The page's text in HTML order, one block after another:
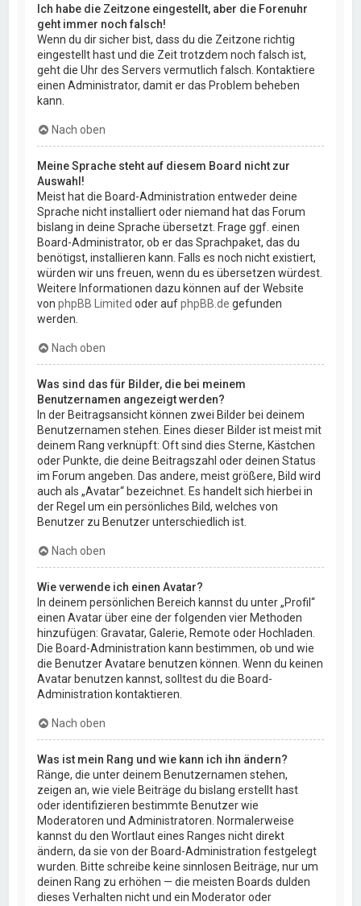
Ich habe die Zeitzone eingestellt, aber die Forenuhr
geht immer noch falsch!
Wenn du dir sicher bist, dass du die Zeitzone richtig
eingestellt hast und die Zeit trotzdem noch falsch ist,
geht die Uhr des Servers vermutlich falsch. Kontaktiere
einen Administrator, damit er das Problem beheben
kann.
Nach oben
Meine Sprache steht auf diesem Board nicht zur
Auswahl!
Meist hat die Board-Administration entweder deine
Sprache nicht installiert oder niemand hat das Forum
bislang in deine Sprache übersetzt. Frage ggf. einen
Board-Administrator, ob er das Sprachpaket, das du
benötigst, installieren kann. Falls es noch nicht existiert,
würden wir uns freuen, wenn du es übersetzen würdest.
Weitere Informationen dazu können auf der Website
vonphpBB Limited oder aufphpBB.de gefunden
werden.
Nach oben
Was sind das für Bilder, die bei meinem
Benutzernamen angezeigt werden?
In der Beitragsansicht können zwei Bilder bei deinem
Benutzernamen stehen. Eines dieser Bilder ist meist mit
deinem Rang verknüpft: Oft sind dies Sterne, Kästchen
oder Punkte, die deine Beitragszahl oder deinen Status
im Forum angeben. Das andere, meist größere, Bild wird
auch als „Avatar“ bezeichnet. Es handelt sich hierbei in
der Regel um ein persönliches Bild, welches von
Benutzer zu Benutzer unterschiedlich ist.
Nach oben
Wie verwende ich einen Avatar?
In deinem persönlichen Bereich kannst du unter „Profil“
einen Avatar über eine der folgenden vier Methoden
hinzufügen: Gravatar, Galerie, Remote oder Hochladen.
Die Board-Administration kann bestimmen, ob und wie
die Benutzer Avatare benutzen können. Wenn du keinen
Avatar benutzen kannst, solltest du die Board-
Administration kontaktieren.
Nach oben
Was ist mein Rang und wie kann ich ihn ändern?
Ränge, die unter deinem Benutzernamen stehen,
zeigen an, wie viele Beiträge du bislang erstellt hast
oder identifizieren bestimmte Benutzer wie
Moderatoren und Administratoren. Normalerweise
kannst du den Wortlaut eines Ranges nicht direkt
ändern, da sie von der Board-Administration festgelegt
wurden. Bitte schreibe keine sinnlosen Beiträge, nur um
deinen Rang zu erhöhen — die meisten Boards dulden
dieses Verhalten nicht und ein Moderator oder